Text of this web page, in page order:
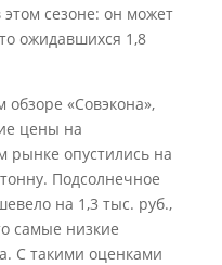
этом сезоне: он может
ожидавшихся 1,8
«Совэкона»,
цены на
рынке опустились на
Подсолнечное
на 1,3 тыс. руб.,
самые низкие
С такими оценками